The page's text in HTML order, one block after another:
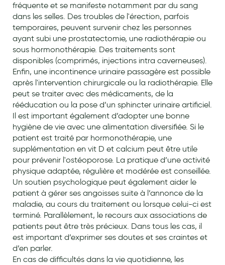
Soins maman
Tisanes allaitement et compléments alimentaires
Accessoires maternité
Gammes spécifiques tisanes allaitement et compléments
maternité
Nature
Aromathérapie
Diététique minceur
Phytothérapie
Régimes médicaux
Gemmothérapie
Confiserie
Voies respiratoires
Oligothérapie
fréquente et se manifeste notamment par du sang
dans les selles. Des troubles de l'érection, parfois
temporaires, peuvent survenir chez les personnes
ayant subi une prostatectomie, une radiothérapie ou
sous hormonothérapie. Des traitements sont
disponibles (comprimés, injections intra caverneuses).
Enfin, une incontinence urinaire passagère est possible
après l'intervention chirurgicale ou la radiothérapie. Elle
peut se traiter avec des médicaments, de la
rééducation ou la pose d’un sphincter urinaire artificiel.
Il est important également d’adopter une bonne
hygiène de vie avec une alimentation diversifiée. Si le
patient est traité par hormonothérapie, une
supplémentation en vit D et calcium peut être utile
pour prévenir l'ostéoporose. La pratique d’une activité
physique adaptée, régulière et modérée est conseillée.
Un soutien psychologique peut également aider le
patient à gérer ses angoisses suite à l’annonce de la
maladie, au cours du traitement ou lorsque celui-ci est
terminé. Parallèlement, le recours aux associations de
patients peut être très précieux. Dans tous les cas, il
est important d’exprimer ses doutes et ses craintes et
d’en parler.
En cas de difficultés dans la vie quotidienne, les